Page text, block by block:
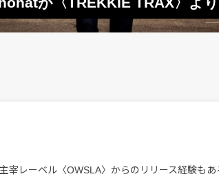
宰レーベル〈OWSLA〉からのリリース経験も